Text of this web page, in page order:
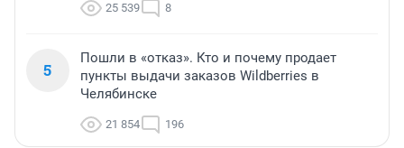
25 539 8
5
Пошли в «отказ». Кто и почему продает
пункты выдачи заказов Wildberries в
Челябинске
21 854 196